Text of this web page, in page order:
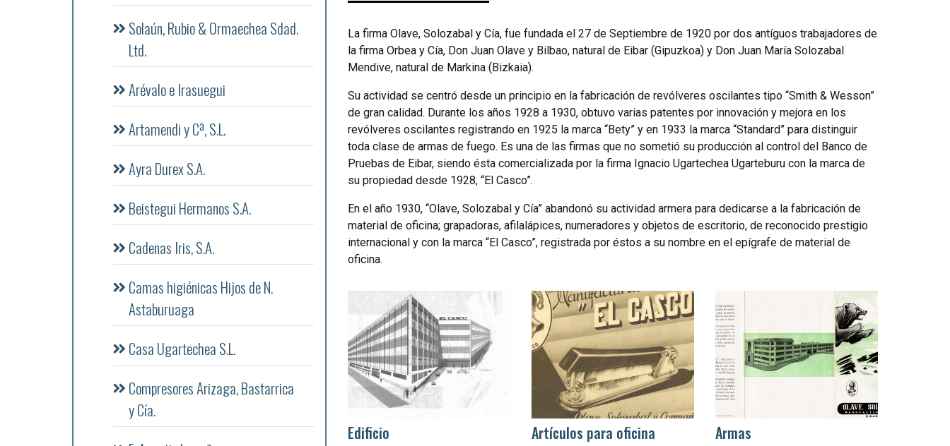
La firma Olave, Solozabal y Cía, fue fundada el 27 de Septiembre de 1920 por dos antíguos trabajadores de
la firma Orbea y Cía, Don Juan Olave y Bilbao, natural de Eibar (Gipuzkoa) y Don Juan María Solozabal
Mendive, natural de Markina (Bizkaia).
Su actividad se centró desde un principio en la fabricación de revólveres oscilantes tipo “Smith & Wesson”
de gran calidad. Durante los años 1928 a 1930, obtuvo varias patentes por innovación y mejora en los
revólveres oscilantes registrando en 1925 la marca “Bety” y en 1933 la marca “Standard” para distinguir
toda clase de armas de fuego. Es una de las firmas que no sometió su producción al control del Banco de
Pruebas de Eibar, siendo ésta comercializada por la firma Ignacio Ugartechea Ugarteburu con la marca de
su propiedad desde 1928, “El Casco”.
En el año 1930, “Olave, Solozabal y Cía” abandonó su actividad armera para dedicarse a la fabricación de
material de oficina; grapadoras, afilalápices, numeradores y objetos de escritorio, de reconocido prestigio
internacional y con la marca “El Casco”, registrada por éstos a su nombre en el epígrafe de material de
oficina.
Edificio Artículos para oficina Armas
Solaún, Rubio & Ormaechea Sdad.
Ltd.
Arévalo e Irasuegui
Artamendi y Cª, S.L.
Ayra Durex S.A.
Beistegui Hermanos S.A.
Cadenas Iris, S.A.
Camas higiénicas Hijos de N.
Astaburuaga
Casa Ugartechea S.L.
Compresores Arizaga, Bastarrica
y Cía.